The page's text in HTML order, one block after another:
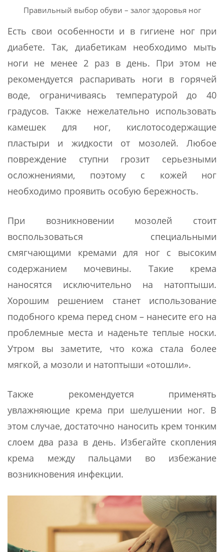
Правильный выбор обуви – залог здоровья ног
Есть свои особенности и в гигиене ног при
диабете. Так, диабетикам необходимо мыть
ноги не менее 2 раз в день. При этом не
рекомендуется распаривать ноги в горячей
воде, ограничиваясь температурой до 40
градусов. Также нежелательно использовать
камешек для ног, кислотосодержащие
пластыри и жидкости от мозолей. Любое
повреждение ступни грозит серьезными
осложнениями, поэтому с кожей ног
необходимо проявить особую бережность.
При возникновении мозолей стоит
воспользоваться специальными
смягчающими кремами для ног с высоким
содержанием мочевины. Такие крема
наносятся исключительно на натоптыши.
Хорошим решением станет использование
подобного крема перед сном – нанесите его на
проблемные места и наденьте теплые носки.
Утром вы заметите, что кожа стала более
мягкой, а мозоли и натоптыши «отошли».
Также рекомендуется применять
увлажняющие крема при шелушении ног. В
этом случае, достаточно наносить крем тонким
слоем два раза в день. Избегайте скопления
крема между пальцами во избежание
возникновения инфекции.